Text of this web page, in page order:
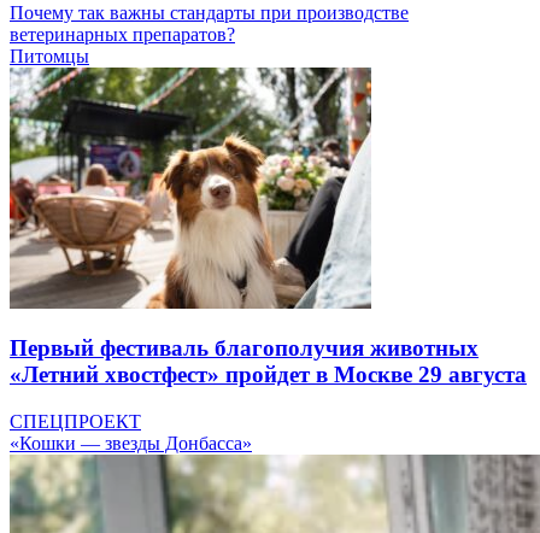
Почему так важны стандарты при производстве
ветеринарных препаратов?
Питомцы
Первый фестиваль благополучия животных
«Летний хвостфест» пройдет в Москве 29 августа
СПЕЦПРОЕКТ
«Кошки — звезды Донбасса»